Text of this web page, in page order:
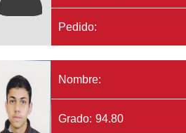
Pedido:
Nombre:
Grado: 94.80